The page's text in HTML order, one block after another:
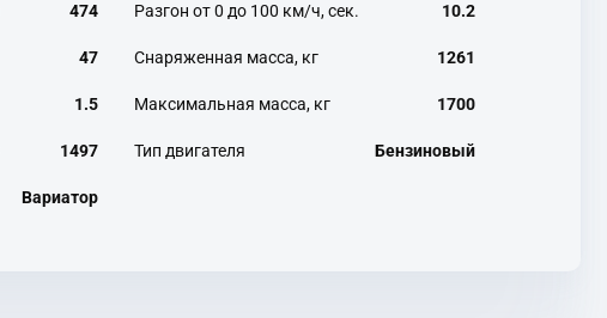
474
47
1.5
1497
Вариатор
Разгон от 0 до 100 км/ч, сек.
Снаряженная масса, кг
Максимальная масса, кг
Тип двигателя
10.2
1261
1700
Бензиновый